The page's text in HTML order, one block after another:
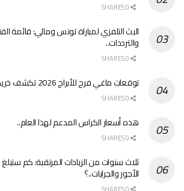
البث التلفزي لمباراة تونس ومالي: قائمة
والترددات..
توقعات ماغي فرح للأبراج 2026 تكشف خريطة الحظ والتغيير..
هذه أسعار الكراس المدعم لهذا العام..
ثلاث سنوات من الزيادات المرتقبة: كم
الأجور والجرايات..؟